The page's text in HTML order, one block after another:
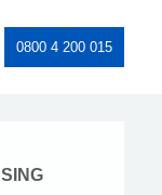
0800 4 200 015